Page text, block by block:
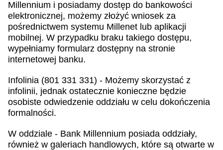
Millennium i posiadamy dostęp do bankowości
elektronicznej, możemy złożyć wniosek za
pośrednictwem systemu Millenet lub aplikacji
mobilnej. W przypadku braku takiego dostępu,
wypełniamy formularz dostępny na stronie
internetowej banku.
Infolinia (801 331 331) - Możemy skorzystać z
infolinii, jednak ostatecznie konieczne będzie
osobiste odwiedzenie oddziału w celu dokończenia
formalności.
W oddziale - Bank Millennium posiada oddziały,
również w galeriach handlowych, które są otwarte w